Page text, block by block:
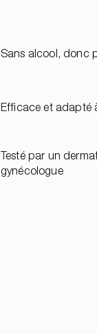
Sans alcool, donc
Efficace et adapté
Testé par un
gynécologue